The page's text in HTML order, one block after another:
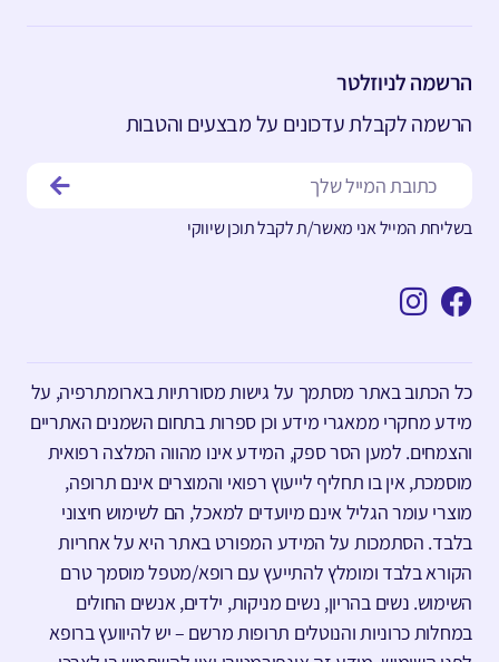
הרשמה לניוזלטר
הרשמה לקבלת עדכונים על מבצעים והטבות
בשליחת המייל אני מאשר/ת לקבל תוכן שיווקי
כל הכתוב באתר מסתמך על גישות מסורתיות בארומתרפיה, על
מידע מחקרי ממאגרי מידע וכן ספרות בתחום השמנים האתריים
והצמחים. למען הסר ספק, המידע אינו מהווה המלצה רפואית
מוסמכת, אין בו תחליף לייעוץ רפואי והמוצרים אינם תרופה,
מוצרי עומר הגליל אינם מיועדים למאכל, הם לשימוש חיצוני
בלבד. הסתמכות על המידע המפורט באתר היא על אחריות
הקורא בלבד ומומלץ להתייעץ עם רופא/מטפל מוסמך טרם
השימוש. נשים בהריון, נשים מניקות, ילדים, אנשים החולים
במחלות כרוניות והנוטלים תרופות מרשם – יש להיוועץ ברופא